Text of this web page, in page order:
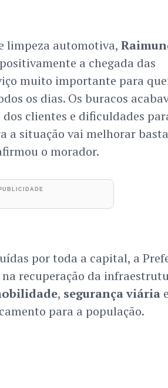
limpeza automotiva,
a chegada das
muito importante para
os dias. Os buracos
clientes e dificuldades
a situação vai melhorar
o morador.
por toda a capital, a
na recuperação da
, segurança viáriae
para a população.